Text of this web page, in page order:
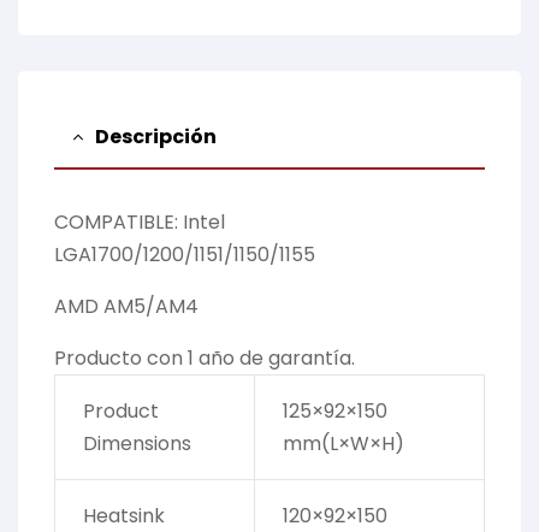
Descripción
COMPATIBLE: Intel
LGA1700/1200/1151/1150/1155
AMD AM5/AM4
Producto con 1 año de garantía.
Product
Dimensions
125×92×150
mm(L×W×H)
Heatsink
120×92×150